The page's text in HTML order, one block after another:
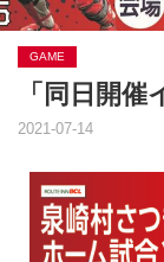
GAME
「同日開
2021-07-14